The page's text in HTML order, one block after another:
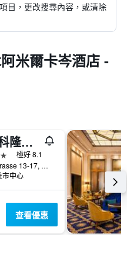
目，更改搜尋內容，或清除
米爾卡岑酒店 -
希爾頓科隆酒店
極好 8.1
Marzellenstrasse 13-17, 科隆, 北萊茵-威斯特法倫邦, 德國
市中心
查看優惠